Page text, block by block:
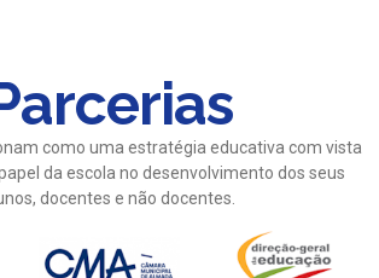
como uma estratégia educativa com vista
da escola no desenvolvimento dos seus
docentes e não docentes.